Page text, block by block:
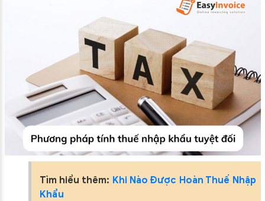
Tìm hiểu thêm: Khi Nào Được Hoàn Thuế Nhập
Khẩu